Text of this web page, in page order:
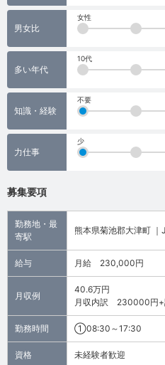
男女比
女性
多い年代
10代
知識・経験
不要
力仕事
少
募集要項
勤務地・最
寄駅
熊本県菊池郡大津町
給与 月給 230,000円
月収例
40.6万円
月収内訳 230000円+
勤務時間 ①08:30～17:30
資格 未経験者歓迎